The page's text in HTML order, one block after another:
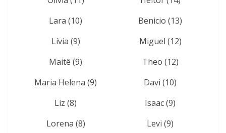
Lara (10)
Benicio (13)
Lívia (9)
Miguel (12)
Maitê (9)
Theo (12)
Maria Helena (9)
Davi (10)
Liz (8)
Isaac (9)
Lorena (8)
Levi (9)